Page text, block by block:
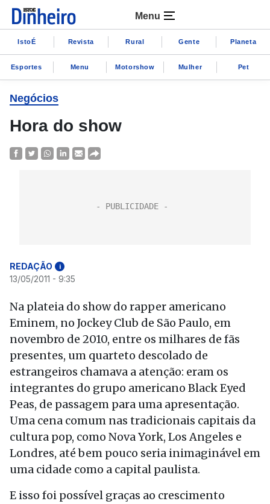
Menu
IstoÉ Revista Rural Gente Planeta
Esportes Menu Motorshow Mulher Pet
Negócios
Hora do show
REDAÇÃO i
13/05/2011 - 9:35
Na plateia do show do rapper americano
Eminem, no Jockey Club de São Paulo, em
novembro de 2010, entre os milhares de fãs
presentes, um quarteto descolado de
estrangeiros chamava a atenção: eram os
integrantes do grupo americano Black Eyed
Peas, de passagem para uma apresentação.
Uma cena comum nas tradicionais capitais da
cultura pop, como Nova York, Los Angeles e
Londres, até bem pouco seria inimaginável em
uma cidade como a capital paulista.
E isso foi possível graças ao crescimento